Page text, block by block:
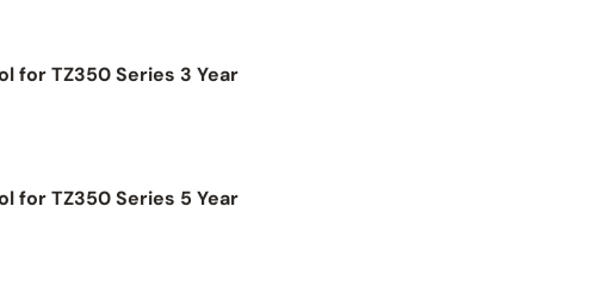
for TZ350 Series 3 Year
for TZ350 Series 5 Year